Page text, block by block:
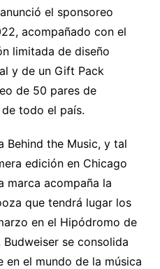
el sponsoreo
acompañado con el
limitada de diseño
y de un Gift Pack
de 50 pares de
todo el país.
Behind the Music, y tal
edición en Chicago
marca acompaña la
que tendrá lugar los
en el Hipódromo de
se consolida
el mundo de la música